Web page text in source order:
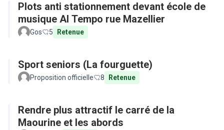
Plots anti stationnement devant école de
musique Al Tempo rue Mazellier
Gos 5 Retenue
Sport seniors (La fourguette)
Proposition officielle 8 Retenue
Rendre plus attractif le carré de la
Maourine et les abords